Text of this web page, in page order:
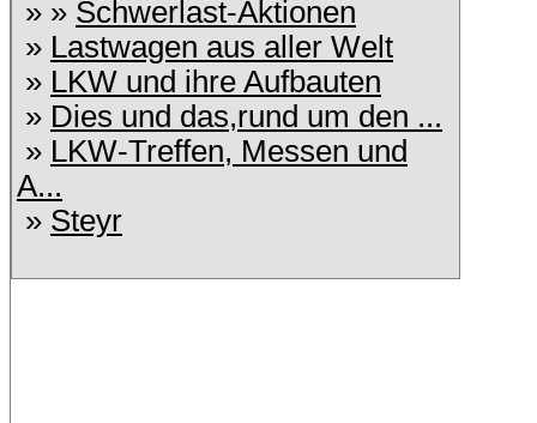
» » Schwerlast-Aktionen
» Lastwagen aus aller Welt
» LKW und ihre Aufbauten
» Dies und das,rund um den ...
» LKW-Treffen, Messen und
A...
» Steyr